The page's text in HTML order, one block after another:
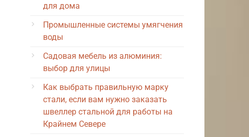
для дома
Промышленные системы умягчения
воды
Садовая мебель из алюминия:
выбор для улицы
Как выбрать правильную марку
стали, если вам нужно заказать
швеллер стальной для работы на
Крайнем Севере